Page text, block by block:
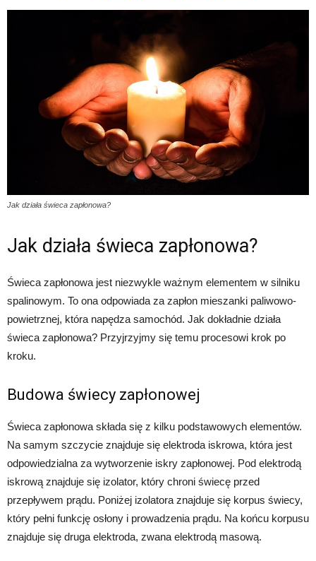
Jak działa świeca zapłonowa?
Jak działa świeca zapłonowa?
Świeca zapłonowa jest niezwykle ważnym elementem w silniku
spalinowym. To ona odpowiada za zapłon mieszanki paliwowo-
powietrznej, która napędza samochód. Jak dokładnie działa
świeca zapłonowa? Przyjrzyjmy się temu procesowi krok po
kroku.
Budowa świecy zapłonowej
Świeca zapłonowa składa się z kilku podstawowych elementów.
Na samym szczycie znajduje się elektroda iskrowa, która jest
odpowiedzialna za wytworzenie iskry zapłonowej. Pod elektrodą
iskrową znajduje się izolator, który chroni świecę przed
przepływem prądu. Poniżej izolatora znajduje się korpus świecy,
który pełni funkcję osłony i prowadzenia prądu. Na końcu korpusu
znajduje się druga elektroda, zwana elektrodą masową.